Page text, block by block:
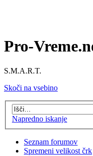
Pro-
S.M.A.R.T.
Skoči na vsebino
Napredno iskanje
Seznam forumov
Spremeni velikost črk